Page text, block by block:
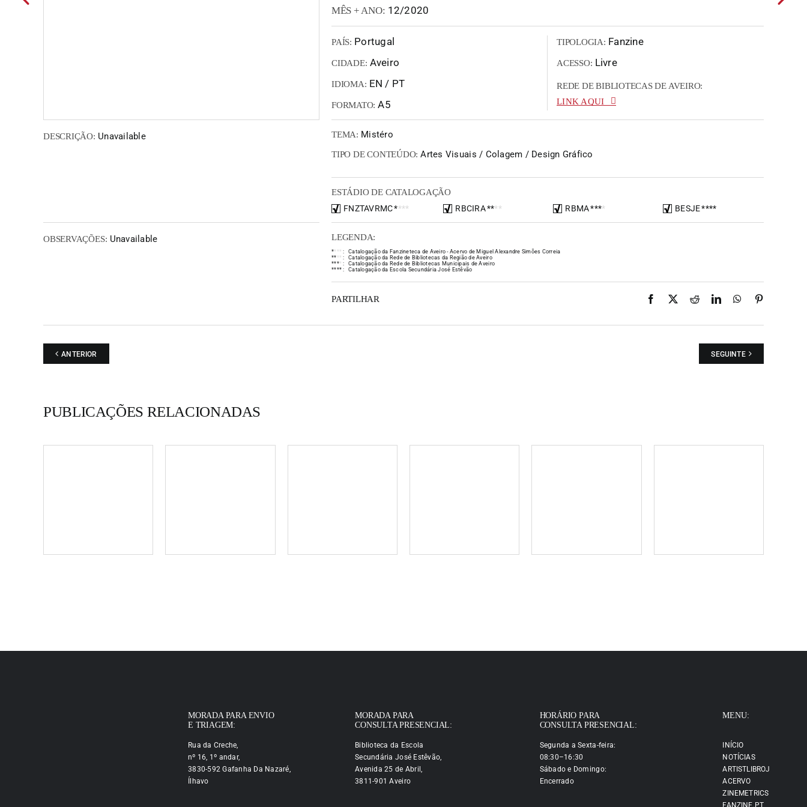
MÊS + ANO: 12/2020
PAÍS: Portugal
CIDADE: Aveiro
IDIOMA: EN / PT
FORMATO: A5
TIPOLOGIA: Fanzine
ACESSO: Livre
REDE DE BIBLIOTECAS DE AVEIRO:
LINK AQUI
DESCRIÇÃO: Unavailable TEMA: Mistéro
TIPO DE CONTEÚDO: Artes Visuais / Colagem / Design Gráfico
ESTÁDIO DE CATALOGAÇÃO
FNZTAVRMC**** RBCIRA**** RBMA**** BESJE****
OBSERVAÇÕES: Unavailable LEGENDA:
** * * :
Catalogação da Fanzineteca de Aveiro - Acervo de Miguel Alexandre Simões Correia
** * * :
Catalogação da Rede de Bibliotecas da Região de Aveiro
**** :
Catalogação da Rede de Bibliotecas Municipais de Aveiro
**** : Catalogação da Escola Secundária José Estêvão
PARTILHAR Facebook
X RedditLinkedInWhatsApp
ANTERIOR SEGUINTE
PUBLICAÇÕES RELACIONADAS
MORADA PARA ENVIO
E TRIAGEM:
Rua da Creche,
nº 16, 1º andar,
3830-592 Gafanha Da Nazaré,
Ílhavo
MORADA PARA
CONSULTA PRESENCIAL:
Biblioteca da Escola
Secundária José Estêvão,
Avenida 25 de Abril,
3811-901 Aveiro
HORÁRIO PARA
CONSULTA PRESENCIAL:
Segunda a Sexta-feira:
08:30–16:30
Sábado e Domingo:
Encerrado
MENU:
INÍCIO
NOTÍCIAS
ARTISTLIBROJ
ACERVO
ZINEMETRICS